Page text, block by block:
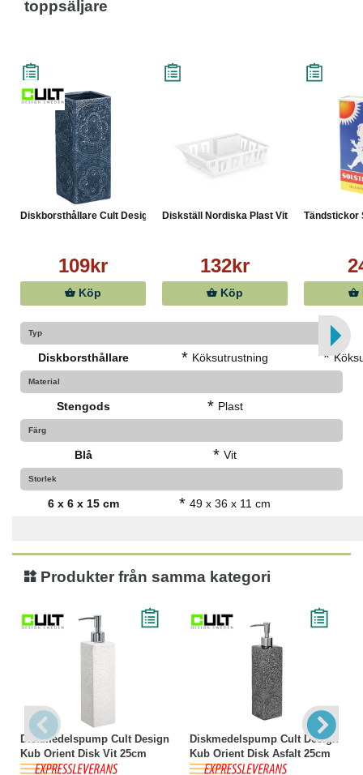
toppsäljare
Diskborsthållare Cult Desig...
109kr
Köp
Diskställ Nordiska Plast Vit
132kr
Köp
Tändstickor
Typ
Diskborsthållare * Köksutrustning *
Material
Stengods * Plast
Färg
Blå * Vit
Storlek
6 x 6 x 15 cm * 49 x 36 x 11 cm
Produkter från samma kategori
Diskmedelspump Cult Design
Kub Orient Disk Vit 25cm
Diskmedelspump Cult Design
Kub Orient Disk Asfalt 25cm